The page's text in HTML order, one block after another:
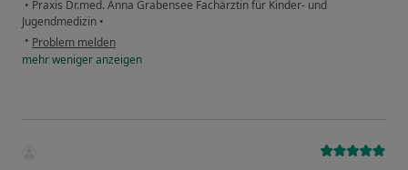
• Praxis Dr.med. Anna Grabensee Fachärztin für Kinder- und
Jugendmedizin •
• Problem melden
mehrwenigeranzeigen